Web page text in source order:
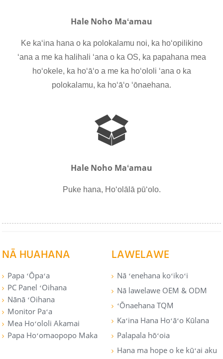
Hale Noho Maʻamau
Ke kaʻina hana o ka polokalamu noi, ka hoʻopilikino
ʻana a me ka halihali ʻana o ka OS, ka papahana mea
hoʻokele, ka hoʻāʻo a me ka hoʻololi ʻana o ka
polokalamu, ka hoʻāʻo ʻōnaehana.
Hale Noho Maʻamau
Puke hana, Hoʻolālā pūʻolo.
NĀ HUAHANA
Papa ʻŌpaʻa
PC Panel ʻOihana
Nānā ʻOihana
Monitor Paʻa
Mea Hoʻololi Akamai
Papa Hoʻomaopopo Maka
LAWELAWE
Nā ʻenehana koʻikoʻi
Nā lawelawe OEM & ODM
ʻŌnaehana TQM
Kaʻina Hana Hoʻāʻo Kūlana
Palapala hōʻoia
Hana ma hope o ke kūʻai aku